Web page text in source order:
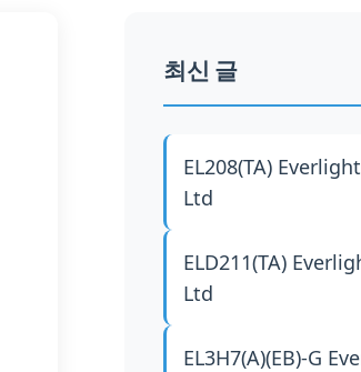
최신 글
EL208(TA)
Ltd
ELD211(TA)
Ltd
EL3H7(A)(EB)-G